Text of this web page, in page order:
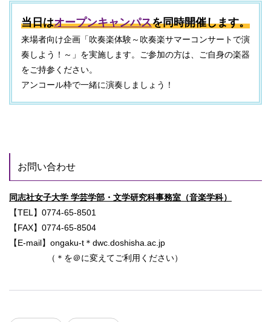
当日はオープンキャンパスを同時開催します。
来場者向け企画「吹奏楽体験～吹奏楽サマーコンサートで演
奏しよう！～」を実施します。ご参加の方は、ご自身の楽器
をご持参ください。
アンコール枠で一緒に演奏しましょう！
お問い合わせ
同志社女子大学 学芸学部・文学研究科事務室（音楽学科）
【TEL】0774-65-8501
【FAX】0774-65-8504
【E-mail】ongaku-t＊dwc.doshisha.ac.jp
（＊を＠に変えてご利用ください）